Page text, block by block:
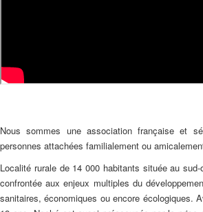
Nous sommes une association française et
personnes attachées familialement ou
Localité rurale de 14 000 habitants située au
confrontée aux enjeux multiples du
sanitaires, économiques ou encore écologiques.